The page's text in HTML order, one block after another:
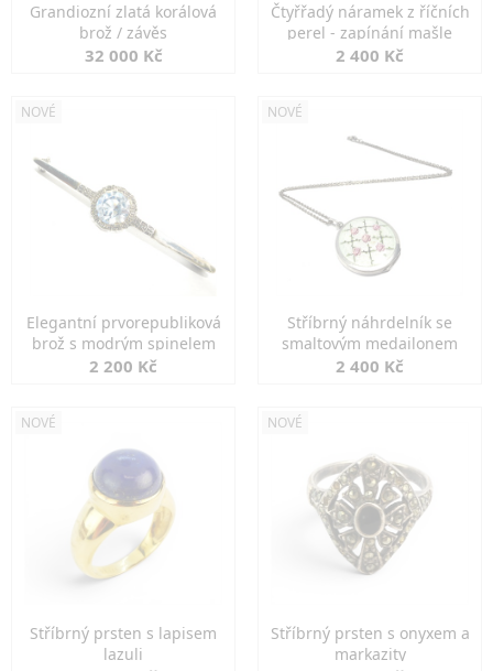
Grandiozní zlatá korálová
brož / závěs
32 000 Kč
Čtyřřadý náramek z říčních
perel - zapínání mašle
2 400 Kč
NOVÉ
Elegantní prvorepubliková
brož s modrým spinelem
2 200 Kč
NOVÉ
Stříbrný náhrdelník se
smaltovým medailonem
2 400 Kč
NOVÉ
Stříbrný prsten s lapisem
lazuli
NOVÉ
Stříbrný prsten s onyxem a
markazity